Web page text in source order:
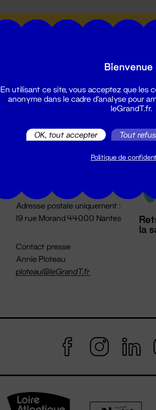
02 51 88 25 25
billetterie@leGrandT.fr
Du lundi au vendredi 14h → 18h
Adresse postale uniquement :
19 rue Morand 44000 Nantes
Contact presse
Annie Ploteau
ploteau@leGrandT.fr
la
Bienvenue
En utilisant ce site, vous acceptez que les
anonyme dans le cadre d'analyse pour
leGrandT.fr.
OK, tout accepter Tout
Politique de